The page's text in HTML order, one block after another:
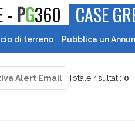
- PG360 CASE
di terreno Pubblica un
Alert Email Totale risultati: 0